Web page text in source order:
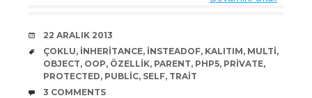
DATE
22 ARALIK 2013
TAGS
ÇOKLU, INHERITANCE, INSTEADOF, KALITIM, MULTI,
OBJECT, OOP, ÖZELLIK, PARENT, PHP5, PRIVATE,
PROTECTED, PUBLIC, SELF, TRAIT
COMMENTS
3 COMMENTS